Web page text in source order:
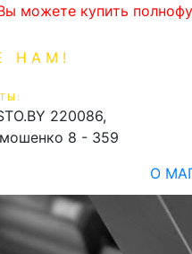
можете купить
НАМ!
220086,
8 - 359
О